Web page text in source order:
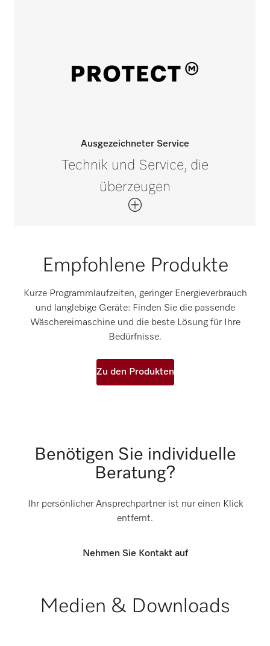
Ausgezeichneter Service
Technik und Service, die
überzeugen
Empfohlene Produkte
Kurze Programmlaufzeiten, geringer Energieverbrauch
und langlebige Geräte: Finden Sie die passende
Wäschereimaschine und die beste Lösung für Ihre
Bedürfnisse.
Zu den Produkten
Benötigen Sie individuelle
Beratung?
Ihr persönlicher Ansprechpartner ist nur einen Klick
entfernt.
Nehmen Sie Kontakt auf
Medien & Downloads